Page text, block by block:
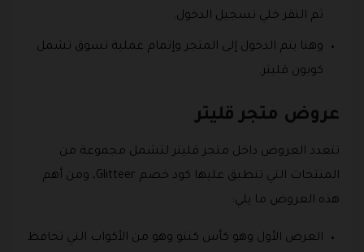
ثم النقر خلي تسجيل الدخول.
وهنا يتم الدخول إلى المتجر وإتمام عملية تسوق تشمل
كوبون قليتر.
عروض متجر قليتر
تتعدد العروض داخل متجر قليتر لتشمل مجموعة من
المنتجات التي تنطبق عليها كود خصم Glitteer، ومن أهم
هذه العروض ما يلي:
العرض الأول وهو كأس كنتو وهو من الأكواب التي تحافظ